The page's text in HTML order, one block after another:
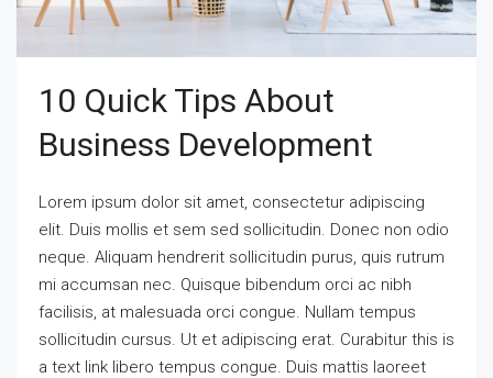
10 Quick Tips About
Business Development
Lorem ipsum dolor sit amet, consectetur adipiscing
elit. Duis mollis et sem sed sollicitudin. Donec non odio
neque. Aliquam hendrerit sollicitudin purus, quis rutrum
mi accumsan nec. Quisque bibendum orci ac nibh
facilisis, at malesuada orci congue. Nullam tempus
sollicitudin cursus. Ut et adipiscing erat. Curabitur this is
a text link libero tempus congue. Duis mattis laoreet